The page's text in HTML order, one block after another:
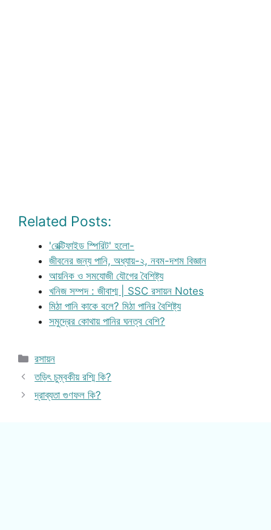
Related Posts:
'রেক্টিফাইড স্পিরিট' হলো-
জীবনের জন্য পানি, অধ্যায়-২, নবম-দশম বিজ্ঞান
আয়নিক ও সমযোজী যৌগের বৈশিষ্ট্য
খনিজ সম্পদ : জীবাশ্ম | SSC রসায়ন Notes
মিঠা পানি কাকে বলে? মিঠা পানির বৈশিষ্ট্য
সমুদ্রের কোথায় পানির ঘনত্ব বেশি?
Categories
রসায়ন
তড়িৎ চুম্বকীয় রশ্মি কি?
দ্রাব্যতা গুণফল কি?